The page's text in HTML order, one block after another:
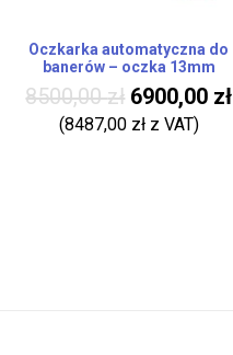
Oczkarka automatyczna do
banerów – oczka 13mm
8500,00zł 6900,00 zł
(8487,00 złz VAT)